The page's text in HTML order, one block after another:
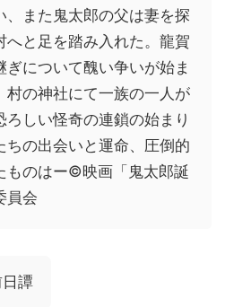
、また鬼太郎の父は妻を探
へと足を踏み入れた。龍賀
について醜い争いが始ま
村の神社にて一族の一人が
しい怪奇の連鎖の始まり
ちの出会いと運命、圧倒的
ものはー©映画「⻤太郎誕
員会
日譚